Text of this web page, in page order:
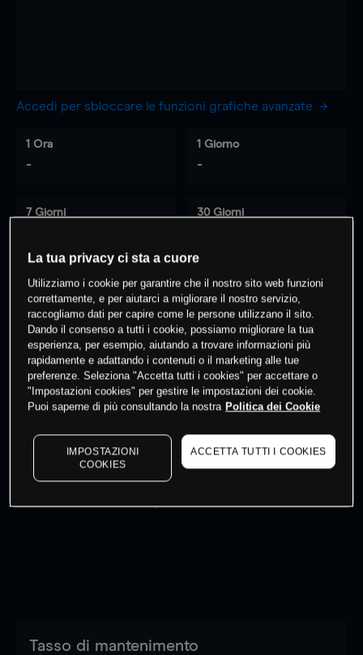
Accedi per sbloccare le funzioni grafiche avanzate
1 Ora
-
1 Giorno
-
7 Giorni 30 Giorni
0% dei clienti hanno posizioni su
questo prodotto
Fai trading
I prezzi sono solo indicativi.
Tasso di mantenimento
La tua privacy ci sta a cuore
Utilizziamo i cookie per garantire che il nostro sito web funzioni
correttamente, e per aiutarci a migliorare il nostro servizio,
raccogliamo dati per capire come le persone utilizzano il sito.
Dando il consenso a tutti i cookie, possiamo migliorare la tua
esperienza, per esempio, aiutando a trovare informazioni più
rapidamente e adattando i contenuti o il marketing alle tue
preferenze. Seleziona "Accetta tutti i cookies" per accettare o
"Impostazioni cookies" per gestire le impostazioni dei cookie.
Puoi saperne di più consultando la nostra Politica dei Cookie
IMPOSTAZIONI
COOKIES
ACCETTA TUTTI I COOKIES